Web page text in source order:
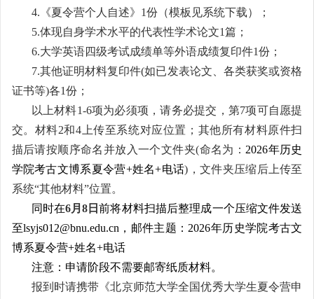
4. 《夏令营个人自述》1份（模板见系统下载）；
5.体现自身学术水平的代表性学术论文1篇；
6.大学英语四级考试成绩单等外语成绩复印件1份；
7.其他证明材料复印件(如已发表论文、各类获奖或资格
证书等)各1份；
以上材料1-6项为必须项，请务必提交，第7项可自愿提
交。材料2和4上传至系统对应位置；其他所有材料原件扫
描后请按顺序命名并放入一个文件夹(命名为： 2026年历史
学院考古文博系夏令营+姓名+电话)，文件夹压缩后上传至
系统“其他材料”位置。
同时在6月8日前将材料扫描后整理成一个压缩文件发送
至lsyjs012@bnu.edu.cn，邮件主题：2026年历史学院考古文
博系夏令营+姓名+电话
注意：申请阶段不需要邮寄纸质材料。
报到时请携带《北京师范大学全国优秀大学生夏令营申